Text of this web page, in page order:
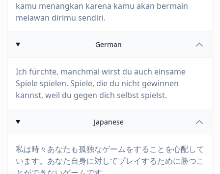
kamu menangkan karena kamu akan bermain
melawan dirimu sendiri.
German
Ich fürchte, manchmal wirst du auch einsame
Spiele spielen. Spiele, die du nicht gewinnen
kannst, weil du gegen dich selbst spielst.
Japanese
私は時々あなたも孤独なゲームをすることを心配して
います。あなた自身に対してプレイするために勝つこ